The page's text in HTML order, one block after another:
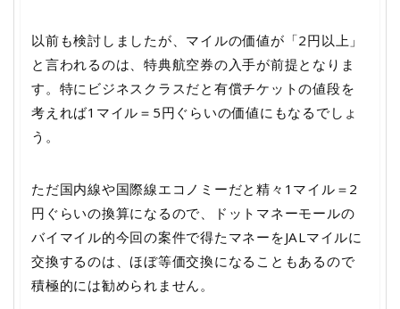
以前も検討しましたが、マイルの価値が「2円以上」
と言われるのは、特典航空券の入手が前提となりま
す。特にビジネスクラスだと有償チケットの値段を
考えれば1マイル＝5円ぐらいの価値にもなるでしょ
う。
ただ国内線や国際線エコノミーだと精々1マイル＝2
円ぐらいの換算になるので、ドットマネーモールの
バイマイル的今回の案件で得たマネーをJALマイルに
交換するのは、ほぼ等価交換になることもあるので
積極的には勧められません。